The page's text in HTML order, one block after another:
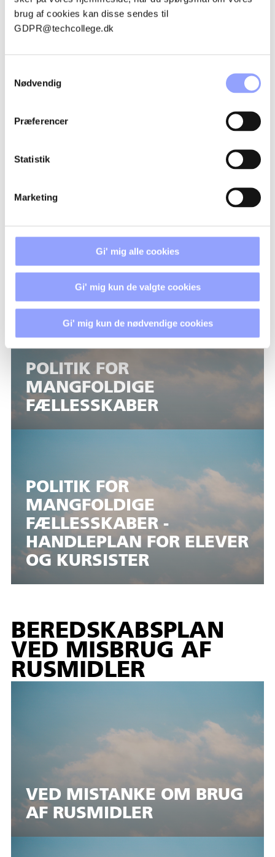
brug af cookies kan disse sendes til
GDPR@techcollege.dk
Nødvendig
Præferencer
Statistik
Marketing
Gi' mig alle cookies
Gi' mig kun de valgte cookies
Gi' mig kun de nødvendige cookies
PERSONSKADE -
ANMELDELSE AF ULYKKE
MANGFOLDIGE
FÆLLESKSKABER
POLITIK FOR
MANGFOLDIGE
FÆLLESSKABER
POLITIK FOR
MANGFOLDIGE
FÆLLESSKABER -
HANDLEPLAN FOR ELEVER
OG KURSISTER
BEREDSKABSPLAN
VED MISBRUG AF
RUSMIDLER
VED MISTANKE OM BRUG
AF RUSMIDLER